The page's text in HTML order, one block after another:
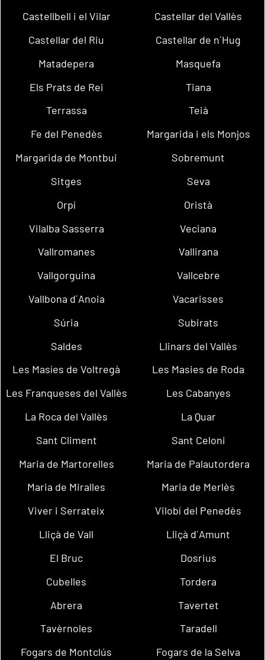
Castellbell i el Vilar
Castellar del Vallès
Castellar del Riu
Castellar de n´Hug
Matadepera
Masquefa
Els Prats de Rei
Tiana
Terrassa
Teià
Fe del Penedès
Margarida i els Monjos
Margarida de Montbui
Sobremunt
Sitges
Seva
Orpí
Oristà
Vilalba Sasserra
Veciana
Vallromanes
Vallirana
Vallgorguina
Vallcebre
Vallbona d´Anoia
Vacarisses
Súria
Subirats
Saldes
Llinars del Vallès
Les Masíes de Voltregà
Les Masies de Roda
Les Franqueses del Vallès
Les Cabanyes
La Roca del Vallès
La Quar
Sant Climent
Sant Celoni
Maria de Martorelles
Maria de Palautordera
Maria de Miralles
Maria de Merlès
Viver i Serrateix
Vilobí del Penedès
Lliçà de Vall
Lliçà d´Amunt
El Bruc
Dosrius
Cubelles
Tordera
Abrera
Tavertet
Tavèrnoles
Taradell
Fogars de Montclús
Fogars de la Selva